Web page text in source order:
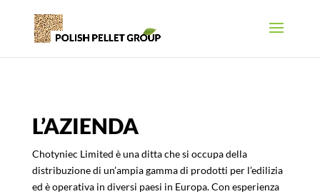
L’AZIENDA
Chotyniec Limited è una ditta che si occupa della
distribuzione di un’ampia gamma di prodotti per l’edilizia
ed è operativa in diversi paesi in Europa. Con esperienza